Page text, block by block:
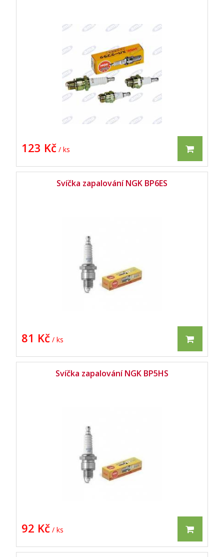
123 Kč / ks
Svíčka zapalování NGK BP6ES
81 Kč / ks
Svíčka zapalování NGK BP5HS
92 Kč / ks